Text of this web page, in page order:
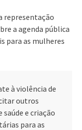
representação
a agenda pública
para as mulheres
à violência de
outros
e criação
para as